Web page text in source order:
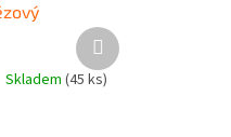
Skladem (45 ks)
Další
produkt